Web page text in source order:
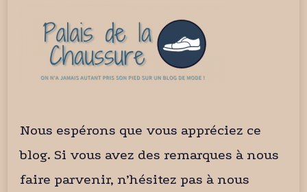
Nous espérons que vous appréciez ce
blog. Si vous avez des remarques à nous
faire parvenir, n’hésitez pas à nous